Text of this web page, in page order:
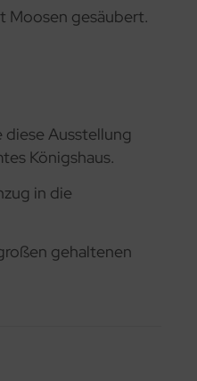
Moosen gesäubert.
Ausstellung
Königshaus.
in die
gehaltenen